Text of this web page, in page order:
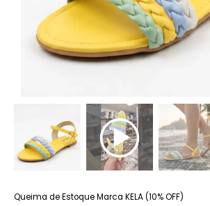
Queima de Estoque Marca KELA (10% OFF)
Rasteira